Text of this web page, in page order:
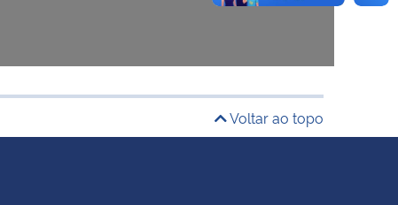
Voltar ao topo